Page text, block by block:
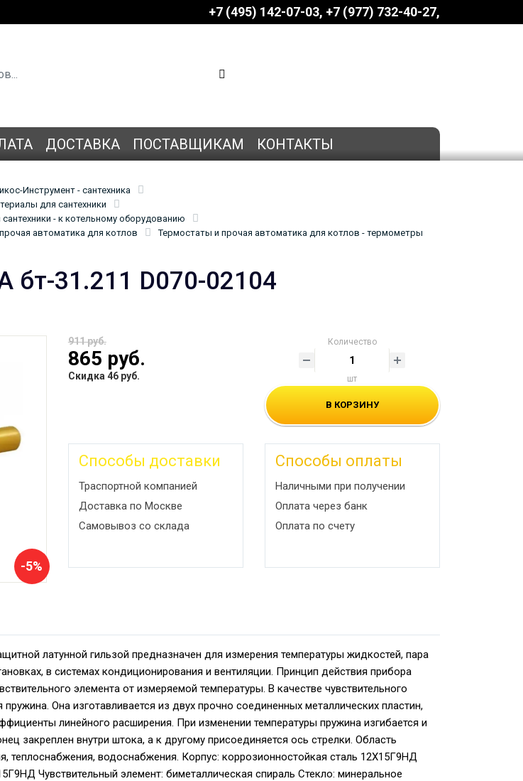
+7 (495) 142-07-03 ‎‎+7 (977) 732-40-27
ДОСТАВКА ПОСТАВЩИКАМ КОНТАКТЫ
Инструмент - сантехника
для сантехники
- к котельному оборудованию
автоматика для котлов
Термостаты и прочая автоматика для котлов - термометры
31.211 D070-02104
-5%
911 руб.
865 руб.
Скидка 46 руб.
Количество
шт
В КОРЗИНУ
Способы доставки
Траспортной компанией
Доставка по Москве
Самовывоз со склада
Способы оплаты
Наличными при получении
Оплата через банк
Оплата по счету
латунной гильзой предназначен для измерения температуры жидкостей, пара
в системах кондиционирования и вентиляции. Принцип действия прибора
элемента от измеряемой температуры. В качестве чувствительного
Она изготавливается из двух прочно соединенных металлических пластин,
линейного расширения. При изменении температуры пружина изгибается и
закреплен внутри штока, а к другому присоединяется ось стрелки. Область
теплоснабжения, водоснабжения. Корпус: коррозионностойкая сталь 12Х15Г9НД
Чувствительный элемент: биметаллическая спираль Стекло: минеральное